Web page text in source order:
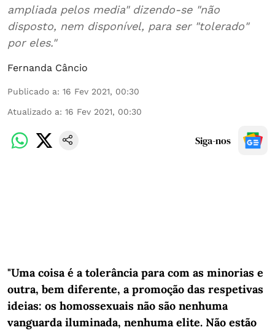
ampliada pelos media" dizendo-se "não
disposto, nem disponível, para ser "tolerado"
por eles."
Fernanda Câncio
Publicado a: 16 Fev 2021, 00:30
Atualizado a: 16 Fev 2021, 00:30
Siga-nos
"Uma coisa é a tolerância para com as minorias e
outra, bem diferente, a promoção das respetivas
ideias: os homossexuais não são nenhuma
vanguarda iluminada, nenhuma elite. Não estão